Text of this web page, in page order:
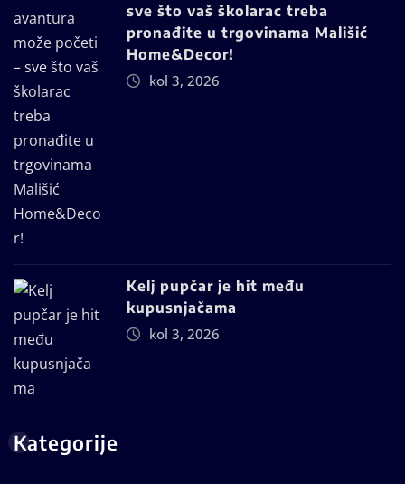
sve što vaš školarac treba
pronađite u trgovinama Mališić
Home&Decor!
kol 3, 2026
Kelj pupčar je hit među
kupusnjačama
kol 3, 2026
Kategorije